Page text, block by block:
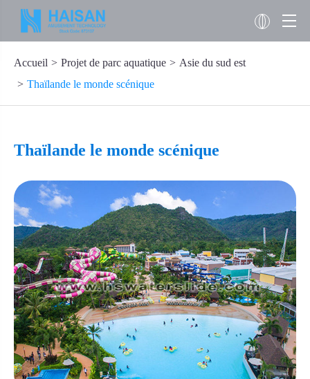
Accueil Projet de parc aquatique
Asie du sud est
Thaïlande le monde scénique
Thaïlande le monde scénique